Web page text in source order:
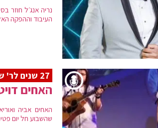
נריה אנג׳ל חוזר
העיבוד וההפקה
27 שנים לר' שלמה
האחים
האחים אביה
שהשבוע חל יום פטירתו ה27, מוציאים כעת סינגל נוסף